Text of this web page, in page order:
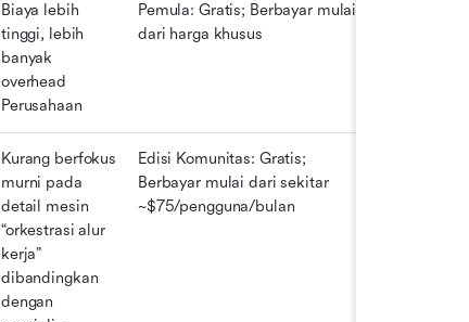
Biaya lebih
tinggi, lebih
banyak
overhead
Perusahaan
Pemula: Gratis; Berbayar mulai
dari harga khusus
Kurang berfokus
murni pada
detail mesin
“orkestrasi alur
kerja”
dibandingkan
dengan
Edisi Komunitas: Gratis;
Berbayar mulai dari sekitar
~$75/pengguna/bulan